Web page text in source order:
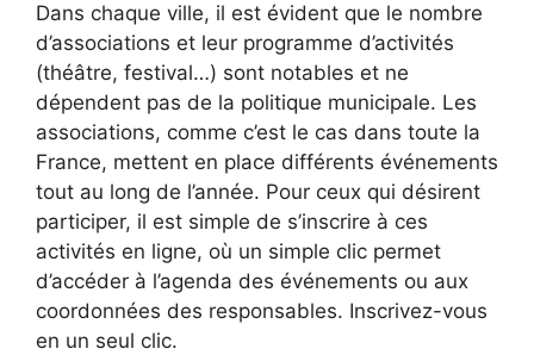
Dans chaque ville, il est évident que le nombre
d’associations et leur programme d’activités
(théâtre, festival…) sont notables et ne
dépendent pas de la politique municipale. Les
associations, comme c’est le cas dans toute la
France, mettent en place différents événements
tout au long de l’année. Pour ceux qui désirent
participer, il est simple de s’inscrire à ces
activités en ligne, où un simple clic permet
d’accéder à l’agenda des événements ou aux
coordonnées des responsables. Inscrivez-vous
en un seul clic.